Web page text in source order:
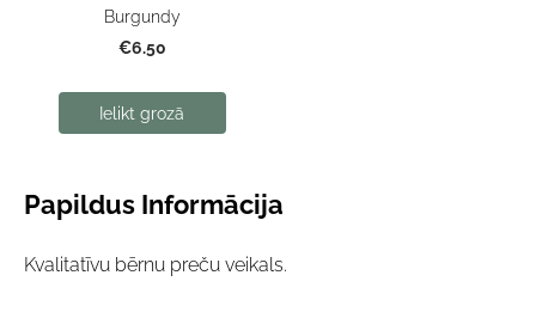
Papildus Informācija
Kvalitatīvu bērnu preču veikals.
Burgundy
€6.50
Ielikt grozā